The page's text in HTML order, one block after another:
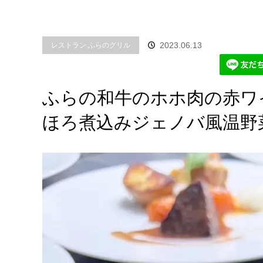
レストラン ふらのグリル 2023.06.13
ふらの和牛のホホ肉の赤
ほろ煮込みジェノバ風温野